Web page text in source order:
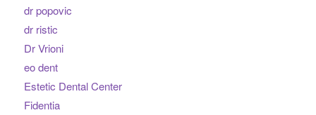
dr popovic
dr ristic
Dr Vrioni
eo dent
Estetic Dental Center
Fidentia